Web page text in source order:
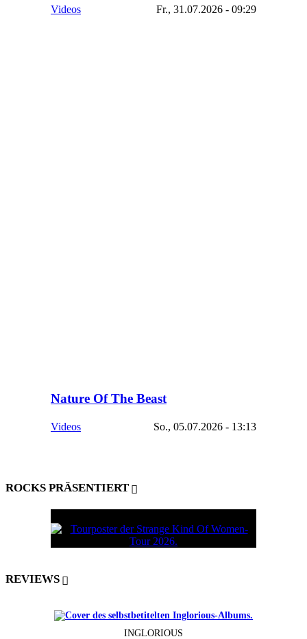
Videos Fr., 31.07.2026 - 09:29
Nature Of The Beast
Videos So., 05.07.2026 - 13:13
ROCKS PRÄSENTIERT
REVIEWS
INGLORIOUS